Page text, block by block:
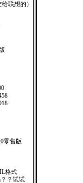
联想的）
零售版
格式
？试试